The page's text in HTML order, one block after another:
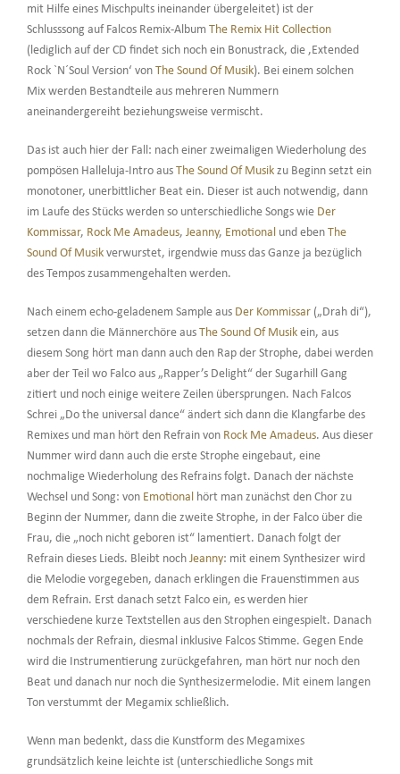
mit Hilfe eines Mischpults ineinander übergeleitet) ist der
Schlusssong auf Falcos Remix-Album The Remix Hit Collection
(lediglich auf der CD findet sich noch ein Bonustrack, die ‚Extended
Rock `N´Soul Version‘ von The Sound Of Musik). Bei einem solchen
Mix werden Bestandteile aus mehreren Nummern
aneinandergereiht beziehungsweise vermischt.
Das ist auch hier der Fall: nach einer zweimaligen Wiederholung des
pompösen Halleluja-Intro aus The Sound Of Musikzu Beginn setzt ein
monotoner, unerbittlicher Beat ein. Dieser ist auch notwendig, dann
im Laufe des Stücks werden so unterschiedliche Songs wie Der
Kommissar, Rock Me Amadeus, Jeanny, Emotionalund eben The
Sound Of Musikverwurstet, irgendwie muss das Ganze ja bezüglich
des Tempos zusammengehalten werden.
Nach einem echo-geladenem Sample aus Der Kommissar(„Drah di“),
setzen dann die Männerchöre aus The Sound Of Musikein, aus
diesem Song hört man dann auch den Rap der Strophe, dabei werden
aber der Teil wo Falco aus „Rapper’s Delight“ der Sugarhill Gang
zitiert und noch einige weitere Zeilen übersprungen. Nach Falcos
Schrei „Do the universal dance“ ändert sich dann die Klangfarbe des
Remixes und man hört den Refrain von Rock Me Amadeus. Aus dieser
Nummer wird dann auch die erste Strophe eingebaut, eine
nochmalige Wiederholung des Refrains folgt. Danach der nächste
Wechsel und Song: von Emotionalhört man zunächst den Chor zu
Beginn der Nummer, dann die zweite Strophe, in der Falco über die
Frau, die „noch nicht geboren ist“ lamentiert. Danach folgt der
Refrain dieses Lieds. Bleibt noch Jeanny: mit einem Synthesizer wird
die Melodie vorgegeben, danach erklingen die Frauenstimmen aus
dem Refrain. Erst danach setzt Falco ein, es werden hier
verschiedene kurze Textstellen aus den Strophen eingespielt. Danach
nochmals der Refrain, diesmal inklusive Falcos Stimme. Gegen Ende
wird die Instrumentierung zurückgefahren, man hört nur noch den
Beat und danach nur noch die Synthesizermelodie. Mit einem langen
Ton verstummt der Megamix schließlich.
Wenn man bedenkt, dass die Kunstform des Megamixes
grundsätzlich keine leichte ist (unterschiedliche Songs mit